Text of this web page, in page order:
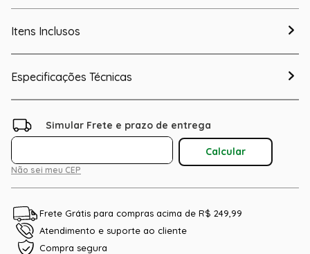
Itens Inclusos
Especificações Técnicas
Não sei meu CEP
Frete Grátis para compras acima de R$ 249,99
Atendimento e suporte ao cliente
Compra segura